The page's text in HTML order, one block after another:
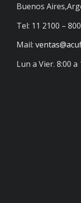
Buenos
Tel: 11 2100 –
Mail:
Lun a Vier. 8:00 a